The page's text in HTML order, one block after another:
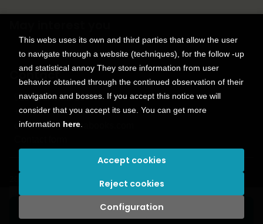
Add to my cart
Contact
9150 Tahoma St.
+1 614-707-9934
contactus@ticunabooks.com
. All rights reserved |
This webs uses its own and third parties that allow the user
to navigate through a website (techniques), for the follow -up
and statistical annoy They store information from user
behavior obtained through the continued observation of their
navigation and bosses. If you accept this notice we will
consider that you accept its use. You can get more
information here
Configuration
Reject cookies
Accept cookies